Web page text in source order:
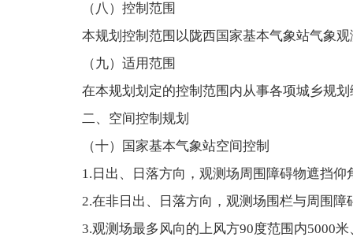
（八）控制范围
本规划控制范围以陇西国家基本气象站气象
（九）适用范围
在本规划划定的控制范围内从事各项城乡规
二、空间控制规划
（十）国家基本气象站空间控制
1.日出、日落方向，观测场周围障碍物遮挡
2.在非日出、日落方向，观测场围栏与周围
3.观测场最多风向的上风方90度范围内5000